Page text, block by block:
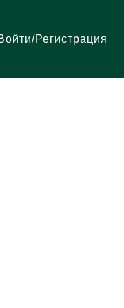
Регистрация